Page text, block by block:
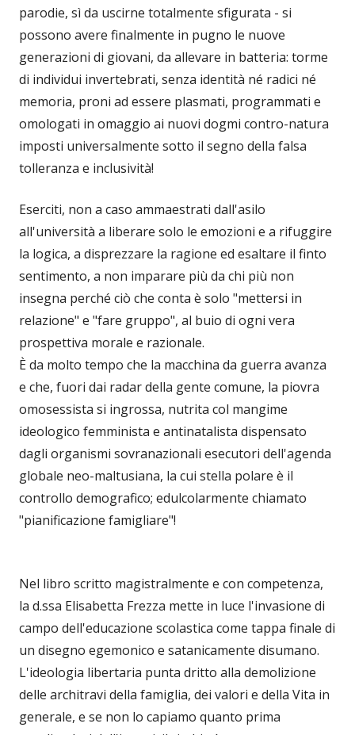
parodie, sì da uscirne totalmente sfigurata - si
possono avere finalmente in pugno le nuove
generazioni di giovani, da allevare in batteria: torme
di individui invertebrati, senza identità né radici né
memoria, proni ad essere plasmati, programmati e
omologati in omaggio ai nuovi dogmi contro-natura
imposti universalmente sotto il segno della falsa
tolleranza e inclusività!
Eserciti, non a caso ammaestrati dall'asilo
all'università a liberare solo le emozioni e a rifuggire
la logica, a disprezzare la ragione ed esaltare il finto
sentimento, a non imparare più da chi più non
insegna perché ciò che conta è solo "mettersi in
relazione" e "fare gruppo", al buio di ogni vera
prospettiva morale e razionale.
È da molto tempo che la macchina da guerra avanza
e che, fuori dai radar della gente comune, la piovra
omosessista si ingrossa, nutrita col mangime
ideologico femminista e antinatalista dispensato
dagli organismi sovranazionali esecutori dell'agenda
globale neo-maltusiana, la cui stella polare è il
controllo demografico; edulcolarmente chiamato
"pianificazione famigliare"!
Nel libro scritto magistralmente e con competenza,
la d.ssa Elisabetta Frezza mette in luce l'invasione di
campo dell'educazione scolastica come tappa finale di
un disegno egemonico e satanicamente disumano.
L'ideologia libertaria punta dritto alla demolizione
delle architravi della famiglia, dei valori e della Vita in
generale, e se non lo capiamo quanto prima